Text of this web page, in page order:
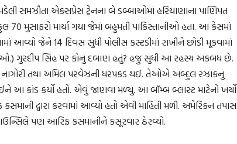
સમઝૌતા એક્સપ્રેસ ટ્રેનના બે ડબ્બાઓમાં હરિયાણાના પાણિપત
70 મુસાફરો માર્યા ગયા જેમાં બહુમતી પાકિસ્તાનીઓ હતા. આ કેસમાં
આવ્યો જેને 14 દિવસ સુધી પોલીસ કસ્ટડીમાં રાખીને છોડી મૂકવામાં
ગુરદીપ સિંહ પર કોનું દબાણ હતું? હજુ સુધી આ રહસ્ય અકબંધ છે.
નાગોરી તથા અમિલ પરવેઝની ધરપકડ થઈ. તેઓએ અબ્દુલ રઝાકનું
આ કાંડ કર્યો હતો. એવું જાણવા મળ્યું. આ બૉમ્બ બ્લાસ્ટ માટેનો ખર્ચો
દ્વારા કરવામાં આવ્યો હતો એવી માહિતી મળી. અમેરિકન તપાસ
પણ આરિફ કસમાનીને કસૂરવાર ઠેરવ્યો.